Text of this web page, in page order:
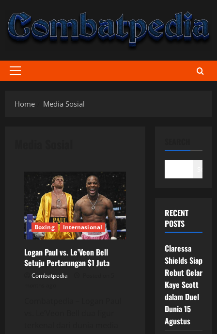
content
Primary
Home
Media Sosial
Boxing Internasional
Logan Paul vs. Le’Veon Bell
Setuju Pertarungan $1 Juta
Combatpedia
RECENT
POSTS
Claressa
Shields Siap
Rebut Gelar
Kaye Scott
dalam Duel
Dunia 15
Agustus